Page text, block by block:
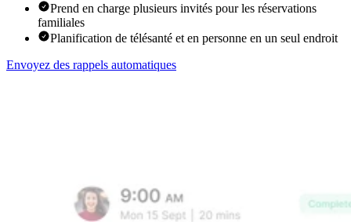
Prend en charge plusieurs invités pour les réservations
familiales
Planification de télésanté et en personne en un seul endroit
Envoyez des rappels automatiques